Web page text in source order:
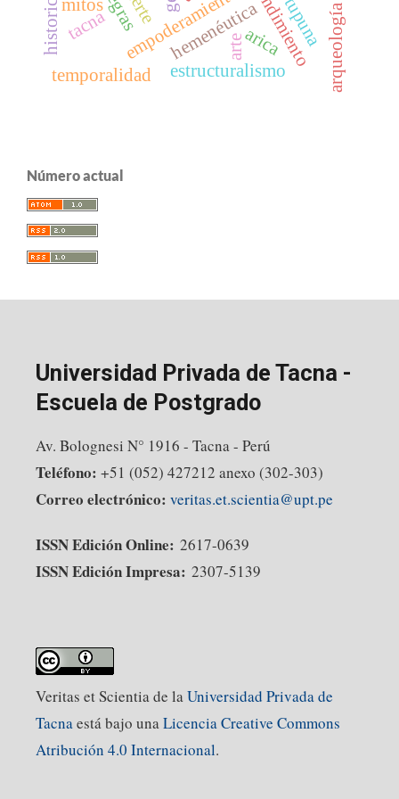
hemenéutica
empoderamiento
estructuralismo
mitos
temporalidad
arte tupuna
tacna arica
Número actual
Universidad Privada de Tacna -
Escuela de Postgrado
Av. Bolognesi N° 1916 - Tacna - Perú
Teléfono: +51 (052) 427212 anexo (302-303)
Correo electrónico: veritas.et.scientia@upt.pe
ISSN Edición Online: 2617-0639
ISSN Edición Impresa: 2307-5139
Veritas et Scientia de laUniversidad Privada de
Tacnaestá bajo unaLicencia Creative Commons
Atribución 4.0 Internacional.